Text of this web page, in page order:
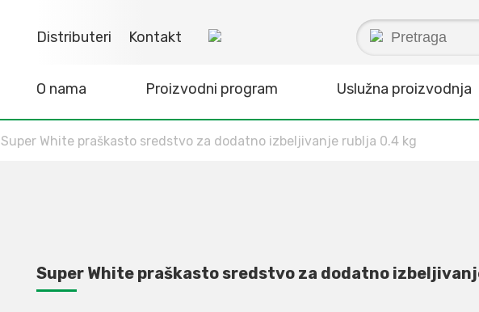
Distributeri Kontakt
O nama Proizvodni program Uslužna proizvodnja
Super White praškasto sredstvo za dodatno izbeljivanje rublja 0.4 kg
Super White praškasto sredstvo za dodatno